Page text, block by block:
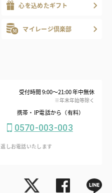
心を込めたギフト
マイレージ倶楽部
受付時間 9:00～21:00 年中無休
※年末年始等除く
携帯・IP電話から（有料）
0570-003-003
しお電話いたします